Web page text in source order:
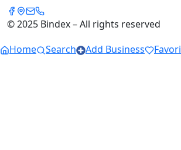
© 2025 Bindex – All rights reserved
Home
Search Add Business